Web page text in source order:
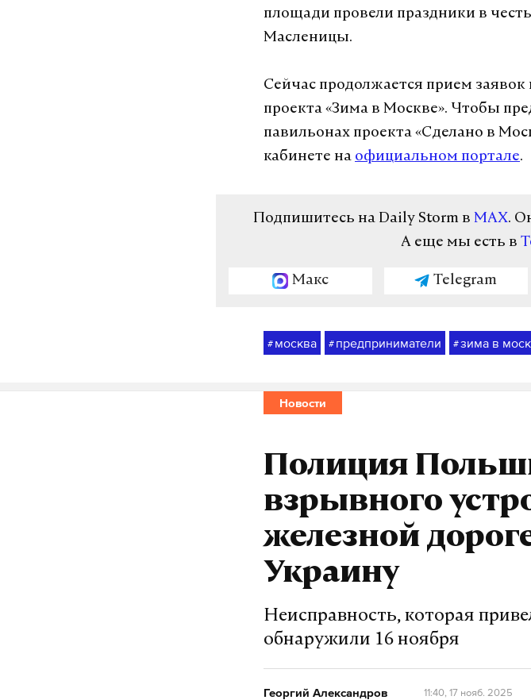
площади провели праздники в
Масленицы.
Сейчас продолжается прием заявок
проекта «Зима в Москве». Чтобы
павильонах проекта «Сделано в
кабинете на официальном портале.
Подпишитесь на Daily Storm в MAX.
А еще мы есть в
Макс Telegram
# москва # предприниматели #зима в
Новости
Полиция
взрывного
железной
Украину
Неисправность, которая
обнаружили 16 ноября
Георгий Александров 11:40, 17 нояб. 2025